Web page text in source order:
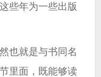
些年为一些出版
也就是与书同名
里面，既能够读